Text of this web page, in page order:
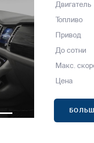
Двигатель
Топливо
Привод
До сотни
Макс.
Цена